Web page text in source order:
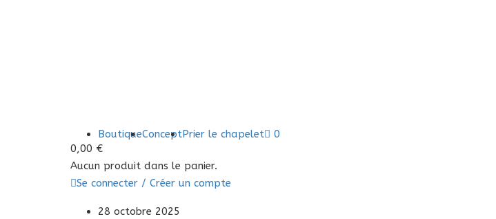
BoutiqueConceptPrier le chapelet
0
0,00 €
Aucun produit dans le panier.
Se connecter / Créer un compte
28 octobre 2025